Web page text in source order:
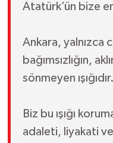
Atatürk’ün bize
Ankara, yalnızca
bağımsızlığın,
sönmeyen ışığıdır.
Biz bu ışığı
adaleti, liyakati